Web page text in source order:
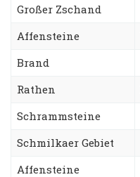
Großer Zschand
Affensteine
Brand
Rathen
Schrammsteine
Schmilkaer Gebiet
Affensteine